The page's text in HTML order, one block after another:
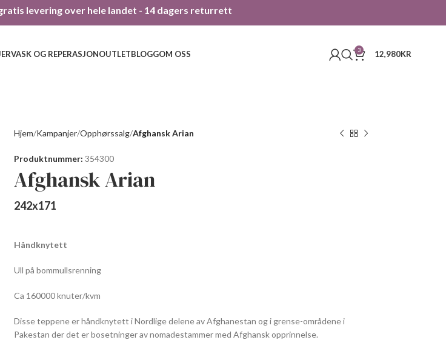
levering over hele landet - 14 dagers returrett
VASK OG REPERASJONOUTLETBLOGGOM OSS 3 12,980KR
Hjem Kampanjer Opphørssalg Afghansk Arian
Produktnummer: 354300
Afghansk Arian
242x171
Håndknytett
Ull på bommullsrenning
Ca 160000 knuter/kvm
Disse teppene er håndknytett i Nordlige delene av Afghanestan og i grense-områdene i
Pakestan der det er bosetninger av nomadestammer med Afghansk opprinnelse.